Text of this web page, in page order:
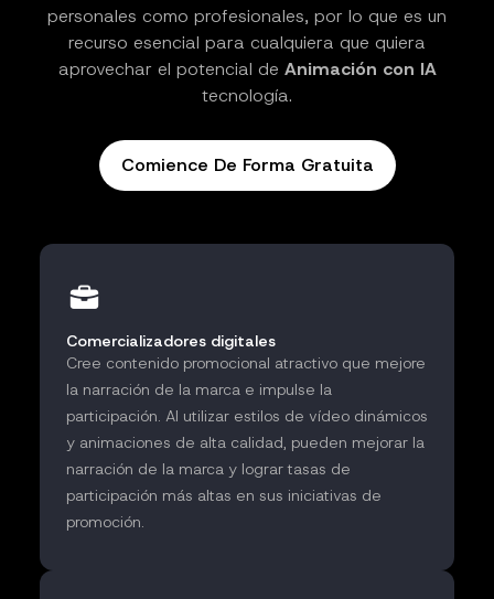
personales como profesionales, por lo que es un
recurso esencial para cualquiera que quiera
aprovechar el potencial de Animación con IA
tecnología.
Comience De Forma Gratuita
Comercializadores digitales
Cree contenido promocional atractivo que mejore
la narración de la marca e impulse la
participación. Al utilizar estilos de vídeo dinámicos
y animaciones de alta calidad, pueden mejorar la
narración de la marca y lograr tasas de
participación más altas en sus iniciativas de
promoción.